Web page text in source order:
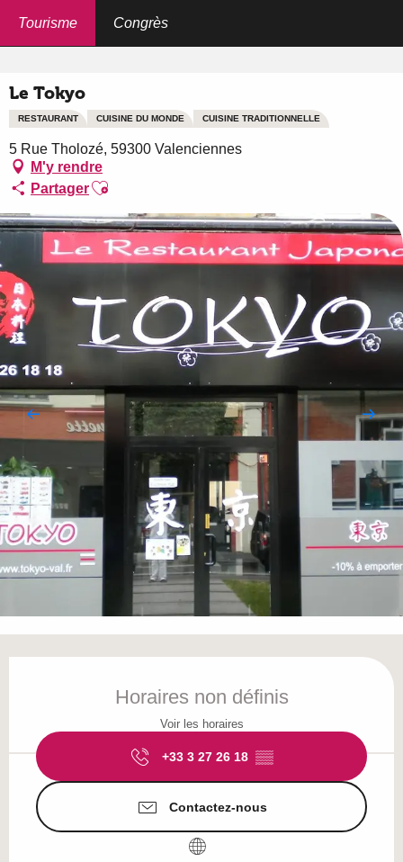
Tourisme Congrès
Le Tokyo
RESTAURANT CUISINE DU MONDE CUISINE TRADITIONNELLE
5 Rue Tholozé, 59300 Valenciennes
M'y rendre
PartagerAjouter aux favoris
Horaires non définis
Voir les horaires
+33 3 27 26 18 ▒▒
Contactez-nous